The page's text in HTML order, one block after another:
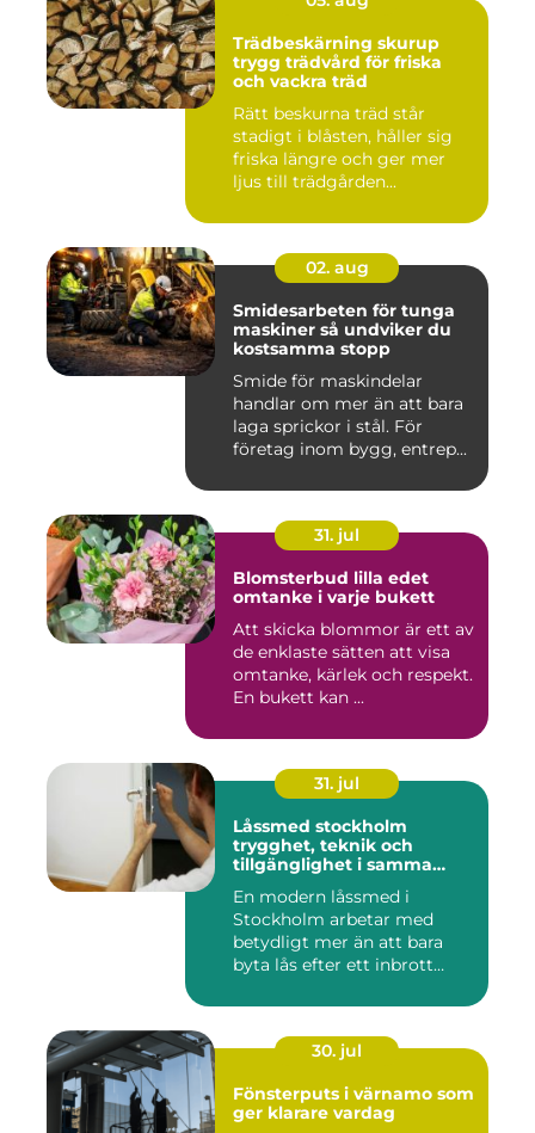
Trädbeskärning skurup
trygg trädvård för friska
och vackra träd
Rätt beskurna träd står
stadigt i blåsten, håller sig
friska längre och ger mer
ljus till trädgården...
02. aug
Smidesarbeten för tunga
maskiner så undviker du
kostsamma stopp
Smide för maskindelar
handlar om mer än att bara
laga sprickor i stål. För
företag inom bygg, entrep...
31. jul
Blomsterbud lilla edet
omtanke i varje bukett
Att skicka blommor är ett av
de enklaste sätten att visa
omtanke, kärlek och respekt.
En bukett kan ...
31. jul
Låssmed stockholm
trygghet, teknik och
tillgänglighet i samma
En modern låssmed i
Stockholm arbetar med
betydligt mer än att bara
byta lås efter ett inbrott
30. jul
Fönsterputs i värnamo som
ger klarare vardag